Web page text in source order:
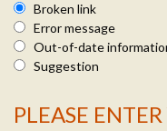
Broken link
Error message
Out-of-date
Suggestion
Message Info
PLEASE